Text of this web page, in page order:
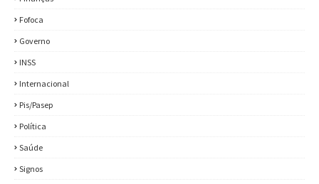
Fofoca
Governo
INSS
Internacional
Pis/Pasep
Política
Saúde
Signos